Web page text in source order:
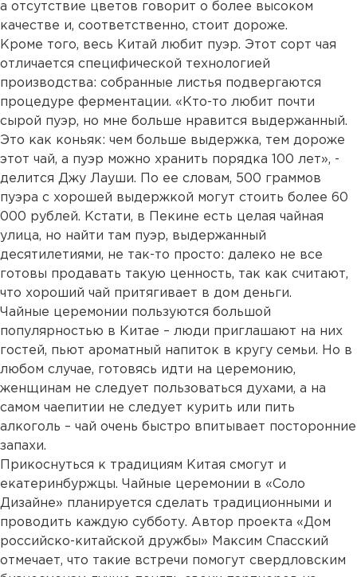
а отсутствие цветов говорит о более высоком
качестве и, соответственно, стоит дороже.
Кроме того, весь Китай любит пуэр. Этот сорт чая
отличается специфической технологией
производства: собранные листья подвергаются
процедуре ферментации. «Кто-то любит почти
сырой пуэр, но мне больше нравится выдержанный.
Это как коньяк: чем больше выдержка, тем дороже
этот чай, а пуэр можно хранить порядка 100 лет», -
делится Джу Лауши. По ее словам, 500 граммов
пуэра с хорошей выдержкой могут стоить более 60
000 рублей. Кстати, в Пекине есть целая чайная
улица, но найти там пуэр, выдержанный
десятилетиями, не так-то просто: далеко не все
готовы продавать такую ценность, так как считают,
что хороший чай притягивает в дом деньги.
Чайные церемонии пользуются большой
популярностью в Китае – люди приглашают на них
гостей, пьют ароматный напиток в кругу семьи. Но в
любом случае, готовясь идти на церемонию,
женщинам не следует пользоваться духами, а на
самом чаепитии не следует курить или пить
алкоголь – чай очень быстро впитывает посторонние
запахи.
Прикоснуться к традициям Китая смогут и
екатеринбуржцы. Чайные церемонии в «Соло
Дизайне» планируется сделать традиционными и
проводить каждую субботу. Автор проекта «Дом
российско-китайской дружбы» Максим Спасский
отмечает, что такие встречи помогут свердловским